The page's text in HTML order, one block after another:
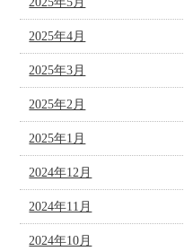
2025年4月
2025年3月
2025年2月
2025年1月
2024年12月
2024年11月
2024年10月